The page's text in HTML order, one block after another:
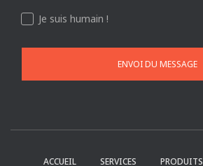
Je suis humain !
ENVOI DU MESSAGE
ACCUEIL SERVICES PRODUITS